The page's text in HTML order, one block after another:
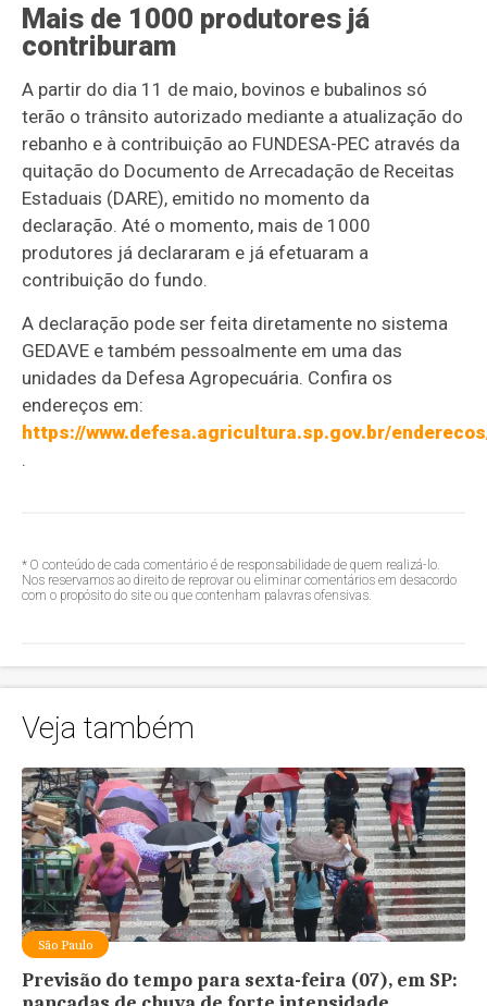
Mais de 1000 produtores já
contriburam
A partir do dia 11 de maio, bovinos e bubalinos só
terão o trânsito autorizado mediante a atualização do
rebanho e à contribuição ao FUNDESA-PEC através da
quitação do Documento de Arrecadação de Receitas
Estaduais (DARE), emitido no momento da
declaração. Até o momento, mais de 1000
produtores já declararam e já efetuaram a
contribuição do fundo.
A declaração pode ser feita diretamente no sistema
GEDAVE e também pessoalmente em uma das
unidades da Defesa Agropecuária. Confira os
endereços em:
https://www.defesa.agricultura.sp.gov.br/
.
* O conteúdo de cada comentário é de responsabilidade de quem realizá-lo.
Nos reservamos ao direito de reprovar ou eliminar comentários em desacordo
com o propósito do site ou que contenham palavras ofensivas.
Veja também
São Paulo
Previsão do tempo para sexta-feira (07), em SP: